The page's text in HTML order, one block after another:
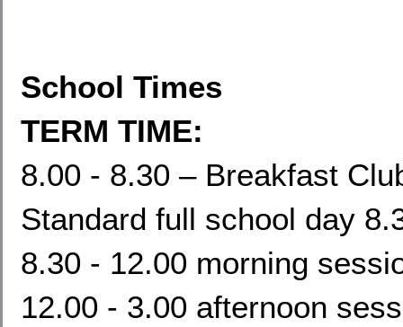
School Times
TERM TIME:
8.00 - 8.30 – Breakfast
Standard full school day
8.30 - 12.00 morning
12.00 - 3.00 afternoon